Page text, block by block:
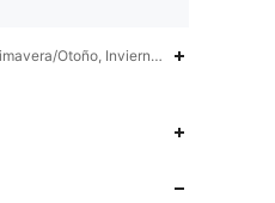
Otoño, Invierno, Otoño/Invierno